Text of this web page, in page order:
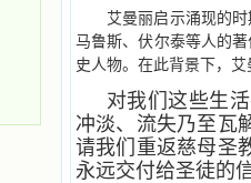
艾曼丽启示涌现的
马鲁斯、伏尔泰等人的
史人物。在此背景下，
对我们这些生
冲淡、流失乃至瓦
请我们重返慈母圣
永远交付给圣徒的